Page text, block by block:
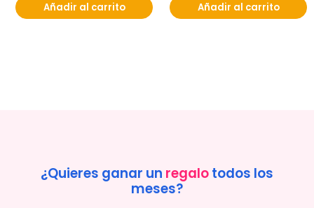
Añadir al carrito Añadir al carrito
¿Quieres ganar un regalotodos los
meses?